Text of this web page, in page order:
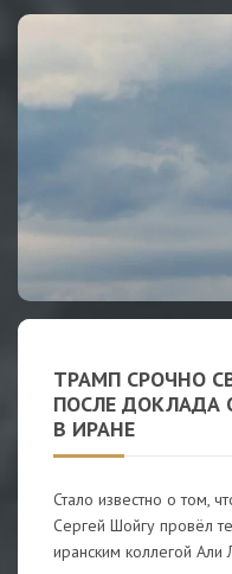
ТРАМП СРОЧНО
ПОСЛЕ ДОКЛАДА
В ИРАНЕ
Стало известно о том,
Сергей Шойгу провёл
иранским коллегой Али